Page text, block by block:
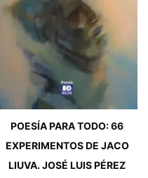
POESÍA PARA TODO: 66
EXPERIMENTOS DE JACO
LIUVA. JOSÉ LUIS PÉREZ